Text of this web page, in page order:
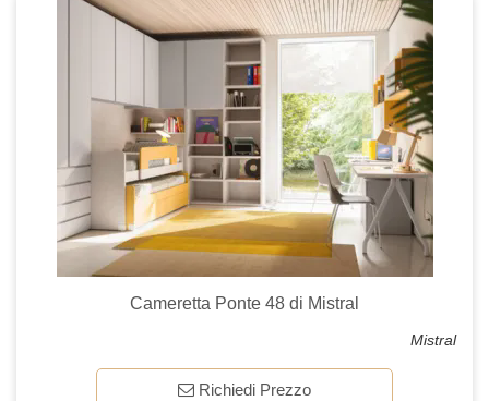
Cameretta Ponte 48 di Mistral
Mistral
Richiedi Prezzo